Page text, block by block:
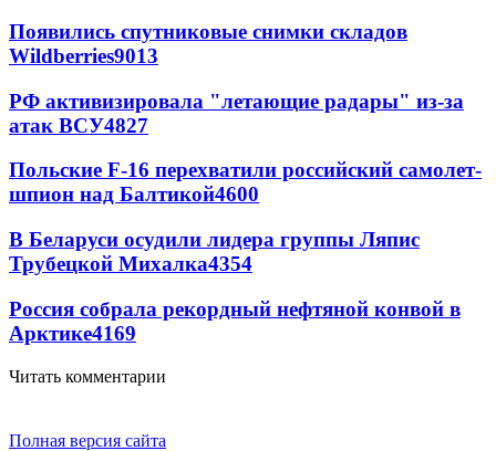
Появились спутниковые снимки складов
Wildberries9013
РФ активизировала "летающие радары" из-за
атак ВСУ4827
Польские F-16 перехватили российский самолет-
шпион над Балтикой4600
В Беларуси осудили лидера группы Ляпис
Трубецкой Михалка4354
Россия собрала рекордный нефтяной конвой в
Арктике4169
Читать комментарии
Полная версия сайта